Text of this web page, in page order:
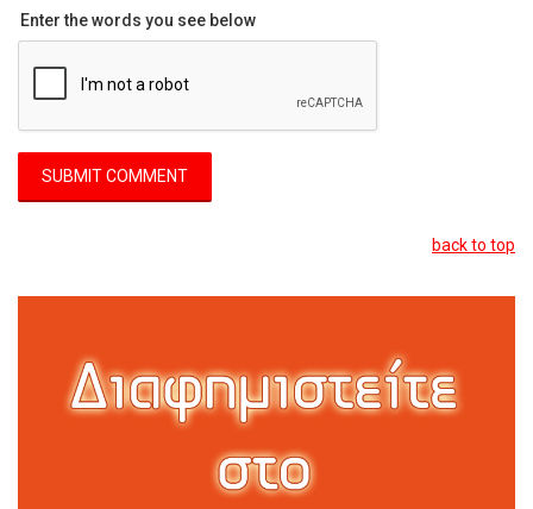
Enter the words you see below
back to top